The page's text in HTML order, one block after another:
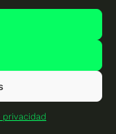
privacidad